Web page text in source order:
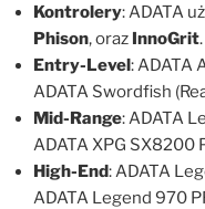
Kontrolery: ADATA
Phison, oraz InnoGrit.
Entry-Level: ADATA
ADATA Swordfish
Mid-Range: ADATA
ADATA XPG SX8200
High-End: ADATA
ADATA Legend 970